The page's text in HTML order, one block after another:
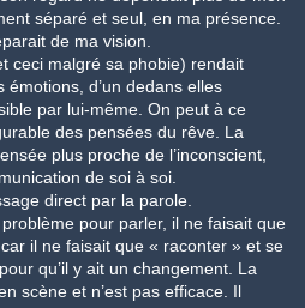
séparé et seul, en ma présence.
de ma vision.
ceci malgré sa phobie) rendait
d’un dedans elles
par lui-même. On peut à ce
des pensées du rêve. La
plus proche de l’inconscient,
de soi à soi.
direct par la parole.
pour parler, il ne faisait que
il ne faisait que « raconter » et se
qu’il y ait un changement. La
scène et n’est pas efficace. Il